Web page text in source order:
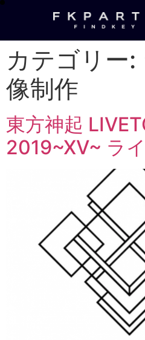
カテゴリー:
像制作
東方神起
2019~XV~ ラ